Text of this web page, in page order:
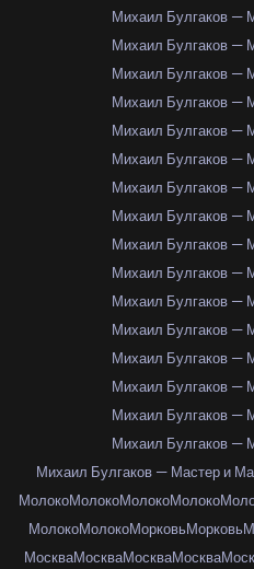
Михаил Булгаков —
Михаил Булгаков —
Михаил Булгаков —
Михаил Булгаков —
Михаил Булгаков —
Михаил Булгаков —
Михаил Булгаков —
Михаил Булгаков —
Михаил Булгаков —
Михаил Булгаков —
Михаил Булгаков —
Михаил Булгаков —
Михаил Булгаков —
Михаил Булгаков —
Михаил Булгаков —
Михаил Булгаков —
Михаил Булгаков — Мастер и
МолокоМолокоМолокоМолоко
МолокоМолокоМорковьМорковь
МоскваМоскваМоскваМосква